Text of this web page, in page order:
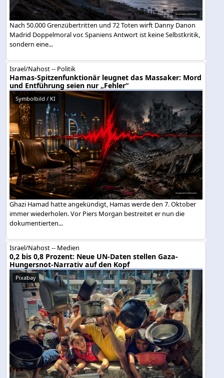
Nach 50.000 Grenzübertritten und 72 Toten wirft Danny Danon
Madrid Doppelmoral vor. Spaniens Antwort ist keine Selbstkritik,
sondern eine...
Israel/Nahost -- Politik
Hamas-Spitzenfunktionär leugnet das Massaker: Mord
und Entführung seien nur „Fehler“
Symbolbild / KI
Ghazi Hamad hatte angekündigt, Hamas werde den 7. Oktober
immer wiederholen. Vor Piers Morgan bestreitet er nun die
dokumentierten...
Israel/Nahost -- Medien
0,2 bis 0,8 Prozent: Neue UN-Daten stellen Gaza-
Hungersnot-Narrativ auf den Kopf
Pixabay